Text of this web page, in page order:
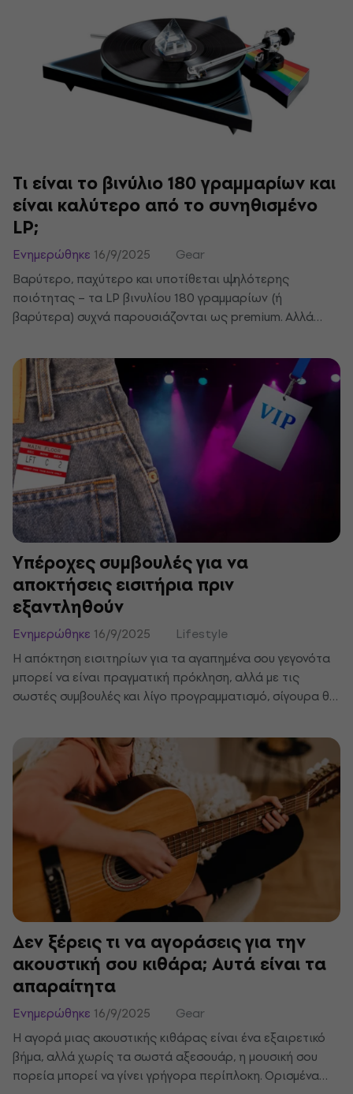
νέος σου μουσικός εξοπλισμός θα σου κοστίσει λιγότερο
Τι είναι το βινύλιο 180 γραμμαρίων και
είναι καλύτερο από το συνηθισμένο
LP;
Ενημερώθηκε 16/9/2025
Gear
Βαρύτερο, παχύτερο και υποτίθεται υψηλότερης
ποιότητας – τα LP βινυλίου 180 γραμμαρίων (ή
βαρύτερα) συχνά παρουσιάζονται ως premium. Αλλά
ορισμένα πικάπ μπορεί να δυσκολεύονται να τα
αναπαράγουν; Μάθε περισσότερα για τα πλεονεκτήματα,
τα μειονεκτήματα και τους μύθους που τα περιβάλλουν.
Υπέροχες συμβουλές για να
αποκτήσεις εισιτήρια πριν
εξαντληθούν
Ενημερώθηκε 16/9/2025
Lifestyle
Η απόκτηση εισιτηρίων για τα αγαπημένα σου γεγονότα
μπορεί να είναι πραγματική πρόκληση, αλλά με τις
σωστές συμβουλές και λίγο προγραμματισμό, σίγουρα θα
μέσα σε λίγα λεπτά. Ορίστε μερικά κόλπα που μπορούν να
σε βοηθήσουν να αποκτήσεις τα εισιτήριά σου πριν
εξαντληθούν.
Δεν ξέρεις τι να αγοράσεις για την
ακουστική σου κιθάρα; Αυτά είναι τα
απαραίτητα
Ενημερώθηκε 16/9/2025
Gear
Η αγορά μιας ακουστικής κιθάρας είναι ένα εξαιρετικό
βήμα, αλλά χωρίς τα σωστά αξεσουάρ, η μουσική σου
πορεία μπορεί να γίνει γρήγορα περίπλοκη. Ορισμένα